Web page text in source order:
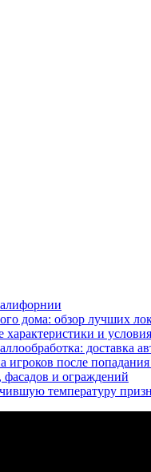
дома: обзор лучших
и
доставка
после попадания
и ограждений
температуру